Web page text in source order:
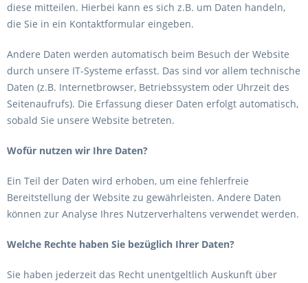
diese mitteilen. Hierbei kann es sich z.B. um Daten handeln,
die Sie in ein Kontaktformular eingeben.
Andere Daten werden automatisch beim Besuch der Website
durch unsere IT-Systeme erfasst. Das sind vor allem technische
Daten (z.B. Internetbrowser, Betriebssystem oder Uhrzeit des
Seitenaufrufs). Die Erfassung dieser Daten erfolgt automatisch,
sobald Sie unsere Website betreten.
Wofür nutzen wir Ihre Daten?
Ein Teil der Daten wird erhoben, um eine fehlerfreie
Bereitstellung der Website zu gewährleisten. Andere Daten
können zur Analyse Ihres Nutzerverhaltens verwendet werden.
Welche Rechte haben Sie bezüglich Ihrer Daten?
Sie haben jederzeit das Recht unentgeltlich Auskunft über